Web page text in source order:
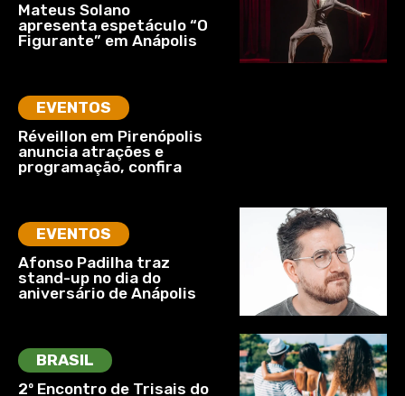
Mateus Solano
apresenta espetáculo “O
Figurante” em Anápolis
EVENTOS
Réveillon em Pirenópolis
anuncia atrações e
programação, confira
EVENTOS
Afonso Padilha traz
stand-up no dia do
aniversário de Anápolis
BRASIL
2º Encontro de Trisais do